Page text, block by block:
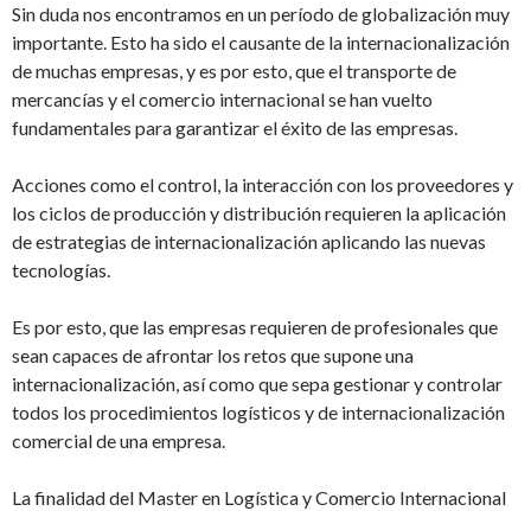
Sin duda nos encontramos en un período de globalización muy
importante. Esto ha sido el causante de la internacionalización
de muchas empresas, y es por esto, que el transporte de
mercancías y el comercio internacional se han vuelto
fundamentales para garantizar el éxito de las empresas.
Acciones como el control, la interacción con los proveedores y
los ciclos de producción y distribución requieren la aplicación
de estrategias de internacionalización aplicando las nuevas
tecnologías.
Es por esto, que las empresas requieren de profesionales que
sean capaces de afrontar los retos que supone una
internacionalización, así como que sepa gestionar y controlar
todos los procedimientos logísticos y de internacionalización
comercial de una empresa.
La finalidad del Master en Logística y Comercio Internacional